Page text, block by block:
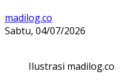
madilog.co
Sabtu, 04/07/2026
Ilustrasi madilog.co